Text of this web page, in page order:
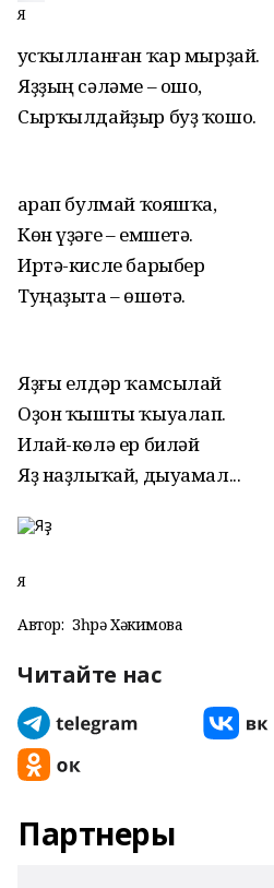
Яҙ
Ҡусҡылланған ҡар мырҙай.
Яҙҙың сәләме – ошо,
Сырҡылдайҙыр буҙ ҡошо.
Ҡарап булмай ҡояшҡа,
Көн үҙәге – емшетә.
Иртә-кисле барыбер
Туңаҙыта – өшөтә.
Яҙғы елдәр ҡамсылай
Оҙон ҡышты ҡыуалап.
Илай-көлә ер биләй
Яҙ наҙлыҡай, дыуамал...
Яҙ
Автор: Зөһрә Хәкимова
Читайте нас
Партнеры